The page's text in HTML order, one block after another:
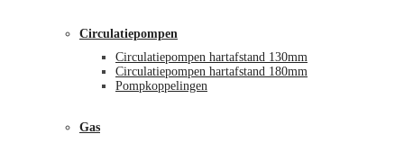
Circulatiepompen
Circulatiepompen hartafstand 130mm
Circulatiepompen hartafstand 180mm
Pompkoppelingen
Gas